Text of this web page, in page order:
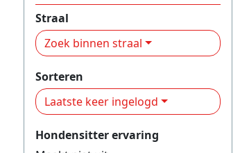
Straal
Zoek binnen straal
Sorteren
Laatste keer ingelogd
Hondensitter ervaring